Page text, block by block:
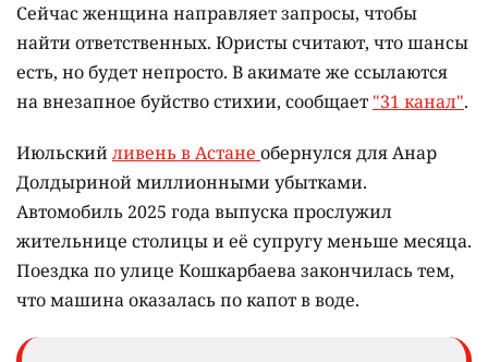
Сейчас женщина направляет запросы, чтобы
найти ответственных. Юристы считают, что шансы
есть, но будет непросто. В акимате же ссылаются
на внезапное буйство стихии, сообщает "31 канал".
Июльскийливень в Астане обернулся для Анар
Долдыриной миллионными убытками.
Автомобиль 2025 года выпуска прослужил
жительнице столицы и её супругу меньше месяца.
Поездка по улице Кошкарбаева закончилась тем,
что машина оказалась по капот в воде.